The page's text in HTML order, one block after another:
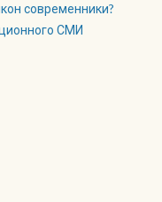
современники?
СМИ